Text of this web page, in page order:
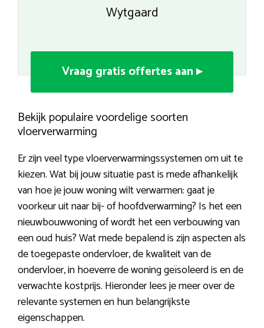
Wytgaard
Vraag gratis offertes aan ▸
Bekijk populaire voordelige soorten
vloerverwarming
Er zijn veel type vloerverwarmingssystemen om uit te
kiezen. Wat bij jouw situatie past is mede afhankelijk
van hoe je jouw woning wilt verwarmen: gaat je
voorkeur uit naar bij- of hoofdverwarming? Is het een
nieuwbouwwoning of wordt het een verbouwing van
een oud huis? Wat mede bepalend is zijn aspecten als
de toegepaste ondervloer, de kwaliteit van de
ondervloer, in hoeverre de woning geïsoleerd is en de
verwachte kostprijs. Hieronder lees je meer over de
relevante systemen en hun belangrijkste
eigenschappen.